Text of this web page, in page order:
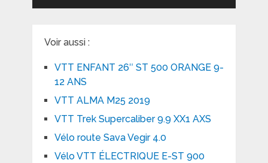
Voir aussi :
VTT ENFANT 26″ ST 500 ORANGE 9-
12 ANS
VTT ALMA M25 2019
VTT Trek Supercaliber 9.9 XX1 AXS
Vélo route Sava Vegir 4.0
Vélo VTT ÉLECTRIQUE E-ST 900